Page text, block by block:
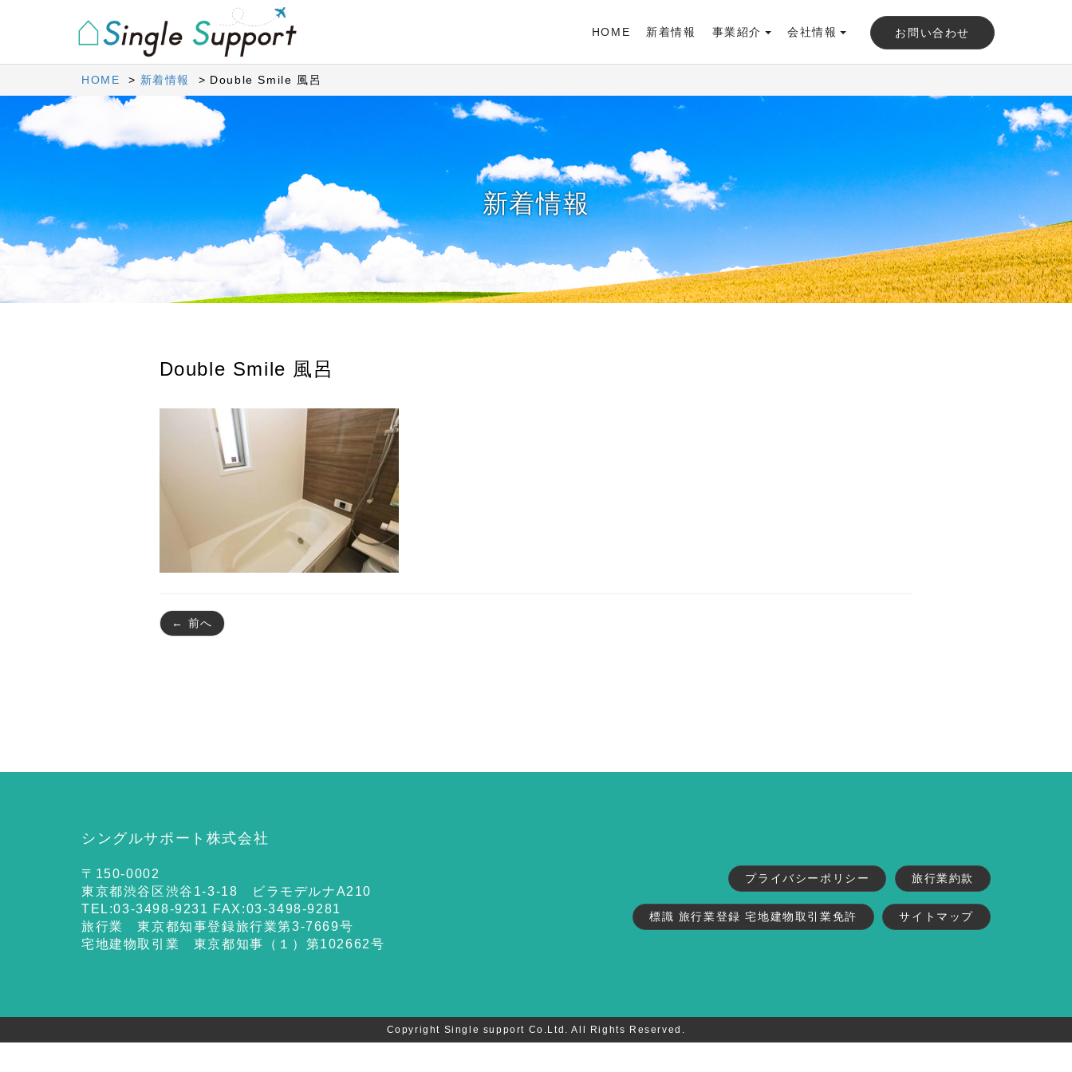
HOME 新着情報 事業紹介 会社情報 お問い合わせ
HOME 新着情報 Double Smile 風呂
新着情報
Double Smile 風呂
← 前へ
シングルサポート株式会社
〒150-0002
東京都渋谷区渋谷1-3-18 ビラモデルナA210
TEL:03-3498-9231 FAX:03-3498-9281
旅行業 東京都知事登録旅行業第3-7669号
宅地建物取引業 東京都知事（１）第102662号
プライバシーポリシー 旅行業約款
標識 旅行業登録 宅地建物取引業免許 サイトマップ
Copyright Single support Co.Ltd. All Rights Reserved.